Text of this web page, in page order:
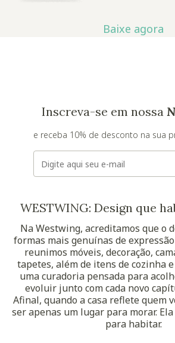
Baixe agora
Inscreva-se em nossa
e receba 10% de desconto na sua
E-mail
WESTWING: Design que
Na Westwing, acreditamos que o
formas mais genuínas de
reunimos móveis, decoração,
tapetes, além de itens de cozinha
uma curadoria pensada para
evoluir junto com cada novo
Afinal, quando a casa reflete quem
ser apenas um lugar para morar.
para habitar.